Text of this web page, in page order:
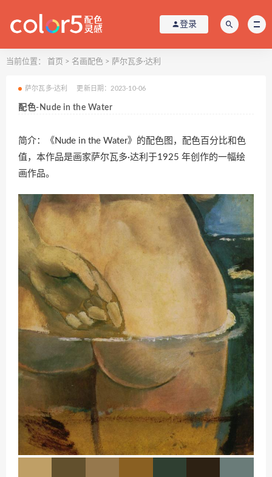
登录
当前位置： 首页 > 名画配色 > 萨尔瓦多·达利
萨尔瓦多·达利 更新日期：2023-10-06
配色-Nude in the Water
简介：《Nude in the Water》的配色图，配色百分比和色
值，本作品是画家萨尔瓦多·达利于1925 年创作的一幅绘
画作品。